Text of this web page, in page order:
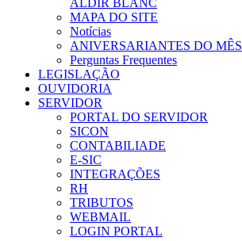
ALDIR BLANC
MAPA DO SITE
Notícias
ANIVERSARIANTES DO MÊS
Perguntas Frequentes
LEGISLAÇÃO
OUVIDORIA
SERVIDOR
PORTAL DO SERVIDOR
SICON
CONTABILIADE
E-SIC
INTEGRAÇÕES
RH
TRIBUTOS
WEBMAIL
LOGIN PORTAL